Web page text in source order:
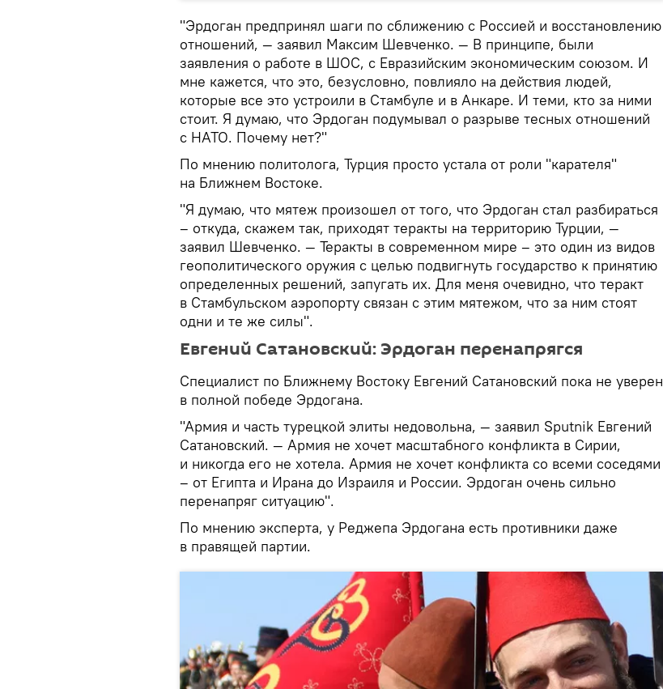
"Эрдоган предпринял шаги по сближению с Россией и восстановлению
отношений, — заявил Максим Шевченко. — В принципе, были
заявления о работе в ШОС, с Евразийским экономическим союзом. И
мне кажется, что это, безусловно, повлияло на действия людей,
которые все это устроили в Стамбуле и в Анкаре. И теми, кто за ними
стоит. Я думаю, что Эрдоган подумывал о разрыве тесных отношений
с НАТО. Почему нет?"
По мнению политолога, Турция просто устала от роли "карателя"
на Ближнем Востоке.
"Я думаю, что мятеж произошел от того, что Эрдоган стал разбираться
– откуда, скажем так, приходят теракты на территорию Турции, —
заявил Шевченко. — Теракты в современном мире – это один из видов
геополитического оружия с целью подвигнуть государство к принятию
определенных решений, запугать их. Для меня очевидно, что теракт
в Стамбульском аэропорту связан с этим мятежом, что за ним стоят
одни и те же силы".
Евгений Сатановский: Эрдоган перенапрягся
Специалист по Ближнему Востоку Евгений Сатановский пока не уверен
в полной победе Эрдогана.
"Армия и часть турецкой элиты недовольна, — заявил Sputnik Евгений
Сатановский. — Армия не хочет масштабного конфликта в Сирии,
и никогда его не хотела. Армия не хочет конфликта со всеми соседями
– от Египта и Ирана до Израиля и России. Эрдоган очень сильно
перенапряг ситуацию".
По мнению эксперта, у Реджепа Эрдогана есть противники даже
в правящей партии.